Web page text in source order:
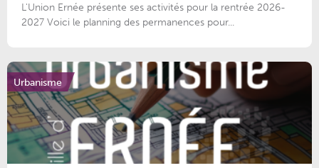
L'Union Ernée présente ses activités pour la rentrée 2026-
2027 Voici le planning des permanences pour...
Urbanisme